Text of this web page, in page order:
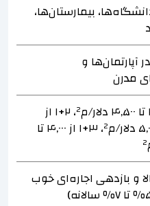
بیمارستان‌ها،
آپارتمان‌ها و
مدرن
۱+۱ از ۳,۰۰۰ تا ۴,۵۰۰ دلار/م²، ۲+۱ از
۳,۵۰۰ تا ۵,۰۰۰ دلار/م²، ۳+۱ از ۴,۰۰۰ تا
و بازدهی اجاره‌ای خوب